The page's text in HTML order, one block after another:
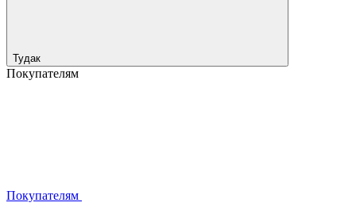
Тудак
Покупателям
Покупателям